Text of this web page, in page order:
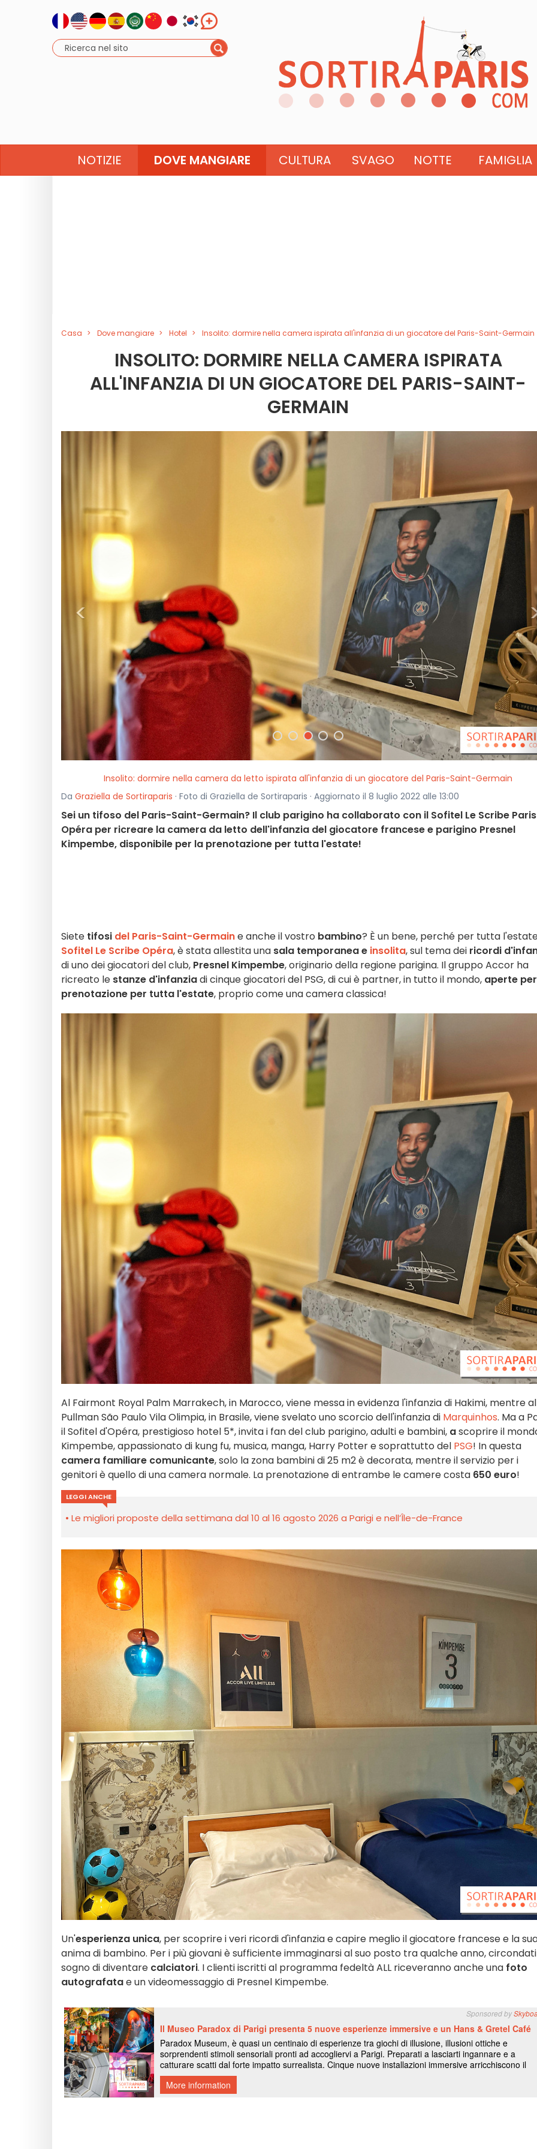
NOTIZIE DOVE MANGIARE CULTURA SVAGO NOTTE FAMIGLIA
Casa Dove mangiare Hotel Insolito: dormire nella camera ispirata all'infanzia di un giocatore del Paris-Saint-Germain
INSOLITO: DORMIRE NELLA CAMERA ISPIRATA
ALL'INFANZIA DI UN GIOCATORE DEL PARIS-SAINT-
GERMAIN
<
Insolito: dormire nella camera da letto ispirata all'infanzia di un giocatore del Paris-Saint-Germain
Da Graziella de Sortiraparis · Foto di Graziella de Sortiraparis · Aggiornato il 8 luglio 2022 alle 13:00
Sei un tifoso del Paris-Saint-Germain? Il club parigino ha collaborato con il Sofitel Le Scribe Paris
Opéra per ricreare la camera da letto dell'infanzia del giocatore francese e parigino Presnel
Kimpembe, disponibile per la prenotazione per tutta l'estate!
Siete tifosi del Paris-Saint-Germaine anche il vostro bambino? È un bene, perché per tutta
Sofitel Le Scribe Opéra, è stata allestita una sala temporanea e insolita, sul tema dei ricordi
di uno dei giocatori del club, Presnel Kimpembe, originario della regione parigina. Il gruppo Accor ha
ricreato le stanze d'infanziadi cinque giocatori del PSG, di cui è partner, in tutto il mondo, aperte
prenotazione per tutta l'estate, proprio come una camera classica!
Al Fairmont Royal Palm Marrakech, in Marocco, viene messa in evidenza l'infanzia di Hakimi, mentre al
Pullman São Paulo Vila Olimpia, in Brasile, viene svelato uno scorcio dell'infanzia di Marquinhos. Ma a
il Sofitel d'Opéra, prestigioso hotel 5*, invita i fan del club parigino, adulti e bambini, ascoprire il
Kimpembe, appassionato di kung fu, musica, manga, Harry Potter e soprattutto del PSG! In questa
camera familiare comunicante, solo la zona bambini di 25 m2 è decorata, mentre il servizio per i
genitori è quello di una camera normale. La prenotazione di entrambe le camere costa 650 euro!
LEGGI ANCHE
Le migliori proposte della settimana dal 10 al 16 agosto 2026 a Parigi e nell’Île-de-France
Un'esperienza unica, per scoprire i veri ricordi d'infanzia e capire meglio il giocatore francese e la
anima di bambino. Per i più giovani è sufficiente immaginarsi al suo posto tra qualche anno,
sogno di diventare calciatori. I clienti iscritti al programma fedeltà ALL riceveranno anche una foto
autografatae un videomessaggio di Presnel Kimpembe.